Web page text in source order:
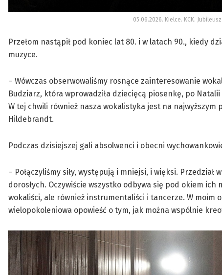
05.06.2026. Kielce. KCK.
Przełom nastąpił pod koniec lat 80. i w latach 90., kiedy
muzyce.
– Wówczas obserwowaliśmy rosnące zainteresowanie
Budziarz, która wprowadziła dziecięcą piosenkę, po
W tej chwili również nasza wokalistyka jest na
Hildebrandt.
Podczas dzisiejszej gali absolwenci i obecni
– Połączyliśmy siły, występują i mniejsi, i więksi.
dorosłych. Oczywiście wszystko odbywa się pod okiem
wokaliści, ale również instrumentaliści i tancerze. W moim
wielopokoleniowa opowieść o tym, jak można wspólnie